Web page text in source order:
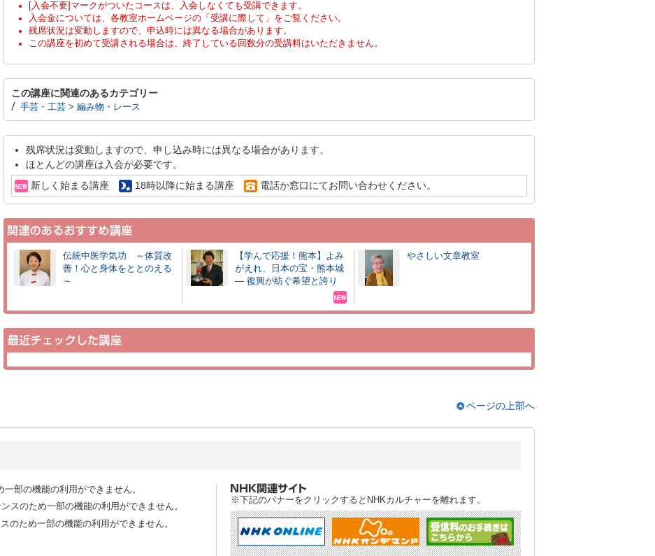
[入会不要]マークがついたコースは、入会しなくても受講できます。
入会金については、各教室ホームページの「受講に際して」をご覧ください。
残席状況は変動しますので、申込時には異なる場合があります。
この講座を初めて受講される場合は、終了している回数分の受講料はいただきません。
この講座に関連のあるカテゴリー
手芸・工芸> 編み物・レース
残席状況は変動しますので、申し込み時には異なる場合があります。
ほとんどの講座は入会が必要です。
新しく始まる講座
18時以降に始まる講座 電話か窓口にてお問い合わせください。
伝統中医学気功 ～体質改
善！心と身体をととのえる
～
【学んで応援！熊本】よみ
がえれ、日本の宝・熊本城
― 復興が紡ぐ希望と誇り
やさしい文章教室
ページの上部へ
部の機能の利用ができません。
スのため一部の機能の利用ができません。
のため一部の機能の利用ができません。
※下記のバナーをクリックするとNHKカルチャーを離れます。